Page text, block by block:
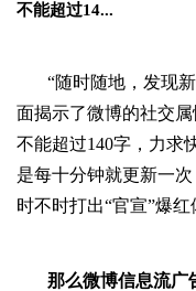
不能超过14...
“随时随地，发现
面揭示了微博的社交
不能超过140字，力求
是每十分钟就更新一
时不时打出“官宣”爆红
那么微博信息流广